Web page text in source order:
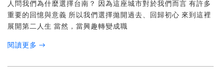
人問我們為什麼選擇台南？ 因為這座城市對於我們而言 有許多
重要的回憶與意義 所以我們選擇拋開過去、回歸初心 來到這裡
展開第二人生 當然，當興趣轉變成職
閱讀更多 →